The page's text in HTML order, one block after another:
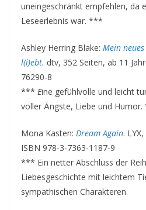
uneingeschränkt empfehlen, da
Leseerlebnis war. ***
Ashley Herring Blake: Mein
l(i)ebt. dtv, 352 Seiten, ab 11
76290-8
*** Eine gefühlvolle und leicht
voller Ängste, Liebe und
Mona Kasten: Dream Again.
ISBN 978-3-7363-1187-9
*** Ein netter Abschluss der
Liebesgeschichte mit leichtem
sympathischen Charakteren.